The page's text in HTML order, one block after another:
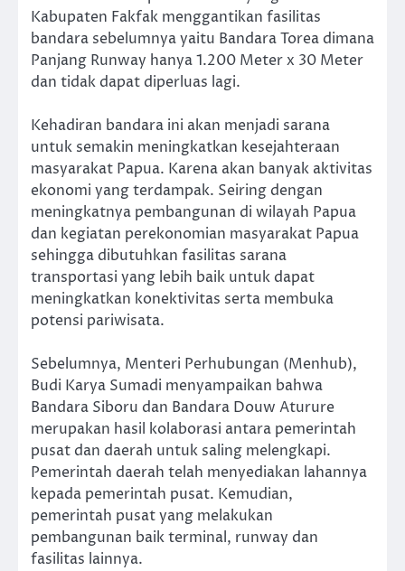
Kabupaten Fakfak menggantikan fasilitas
bandara sebelumnya yaitu Bandara Torea dimana
Panjang Runway hanya 1.200 Meter x 30 Meter
dan tidak dapat diperluas lagi.
Kehadiran bandara ini akan menjadi sarana
untuk semakin meningkatkan kesejahteraan
masyarakat Papua. Karena akan banyak aktivitas
ekonomi yang terdampak. Seiring dengan
meningkatnya pembangunan di wilayah Papua
dan kegiatan perekonomian masyarakat Papua
sehingga dibutuhkan fasilitas sarana
transportasi yang lebih baik untuk dapat
meningkatkan konektivitas serta membuka
potensi pariwisata.
Sebelumnya, Menteri Perhubungan (Menhub),
Budi Karya Sumadi menyampaikan bahwa
Bandara Siboru dan Bandara Douw Aturure
merupakan hasil kolaborasi antara pemerintah
pusat dan daerah untuk saling melengkapi.
Pemerintah daerah telah menyediakan lahannya
kepada pemerintah pusat. Kemudian,
pemerintah pusat yang melakukan
pembangunan baik terminal, runway dan
fasilitas lainnya.